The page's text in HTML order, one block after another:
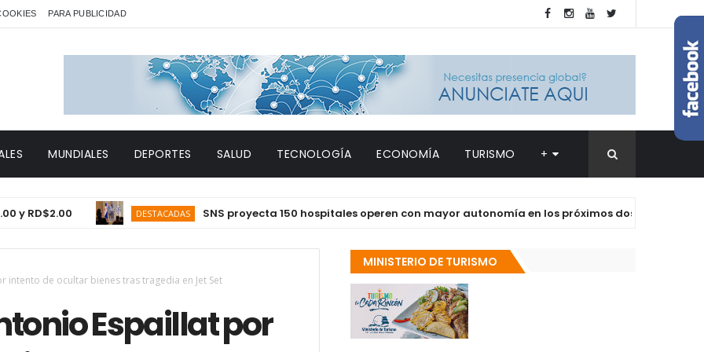
PARA PUBLICIDAD
MUNDIALES DEPORTES SALUD TECNOLOGÍA ECONOMÍA TURISMO +
DESTACADAS SNS proyecta 150 hospitales operen con mayor autonomía en los próximos dos años
intento de ocultar bienes tras tragedia en Jet Set
Espaillat por
MINISTERIO DE TURISMO